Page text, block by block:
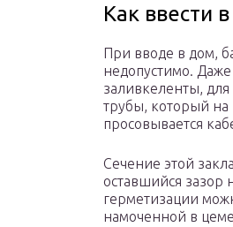
Как ввести
При вводе в дом,
недопустимо.
заливкеленты,
трубы, который на
просовывается
Сечение этой
оставшийся зазор
герметизации
намоченной в